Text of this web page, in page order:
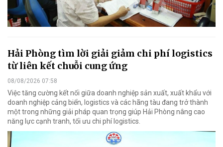
Hải Phòng tìm lời giải giảm chi phí logistics
từ liên kết chuỗi cung ứng
08/08/2026 07:58
Việc tăng cường kết nối giữa doanh nghiệp sản xuất, xuất khẩu với
doanh nghiệp cảng biển, logistics và các hãng tàu đang trở thành
một trong những giải pháp quan trọng giúp Hải Phòng nâng cao
năng lực cạnh tranh, tối ưu chi phí logistics.